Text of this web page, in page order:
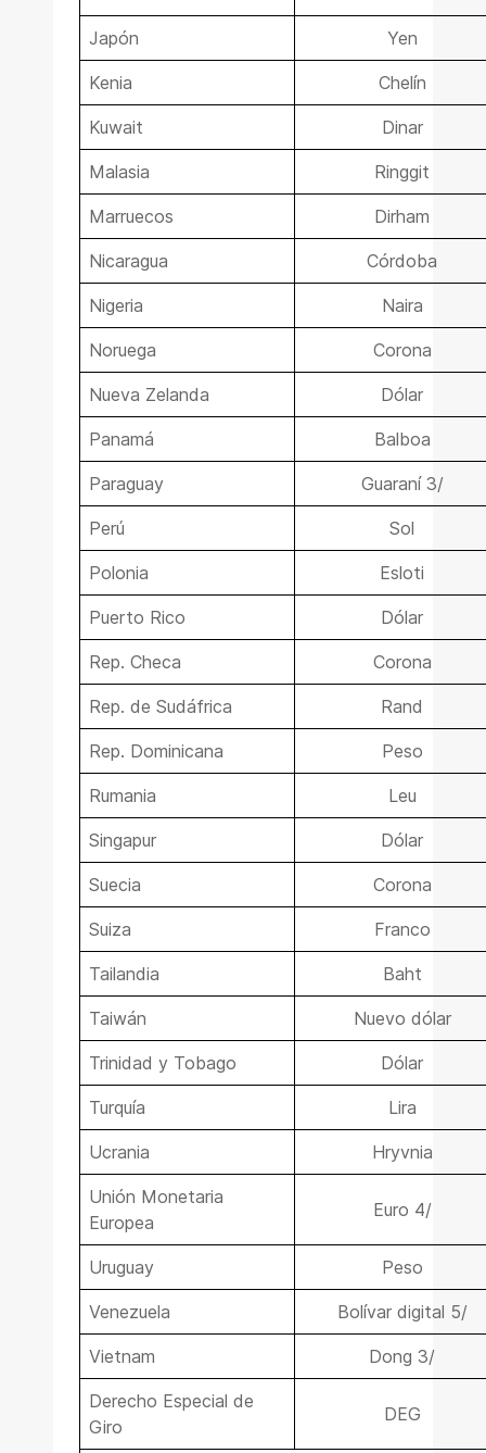
Japón Yen
Kenia Chelín
Kuwait Dinar
Malasia Ringgit
Marruecos Dirham
Nicaragua Córdoba
Nigeria Naira
Noruega Corona
Nueva Zelanda Dólar
Panamá Balboa
Paraguay Guaraní 3/
Perú Sol
Polonia Esloti
Puerto Rico Dólar
Rep. Checa Corona
Rep. de Sudáfrica Rand
Rep. Dominicana Peso
Rumania Leu
Singapur Dólar
Suecia Corona
Suiza Franco
Tailandia Baht
Taiwán Nuevo dólar
Trinidad y Tobago Dólar
Turquía Lira
Ucrania Hryvnia
Unión Monetaria
Europea
Euro 4/
Uruguay Peso
Venezuela Bolívar digital 5/
Vietnam Dong 3/
Derecho Especial de
Giro
DEG